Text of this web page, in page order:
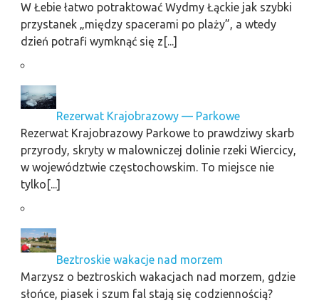
W Łebie łatwo potraktować Wydmy Łąckie jak szybki
przystanek „między spacerami po plaży”, a wtedy
dzień potrafi wymknąć się z[...]
Rezerwat Krajobrazowy — Parkowe
Rezerwat Krajobrazowy Parkowe to prawdziwy skarb
przyrody, skryty w malowniczej dolinie rzeki Wiercicy,
w województwie częstochowskim. To miejsce nie
tylko[...]
Beztroskie wakacje nad morzem
Marzysz o beztroskich wakacjach nad morzem, gdzie
słońce, piasek i szum fal stają się codziennością?